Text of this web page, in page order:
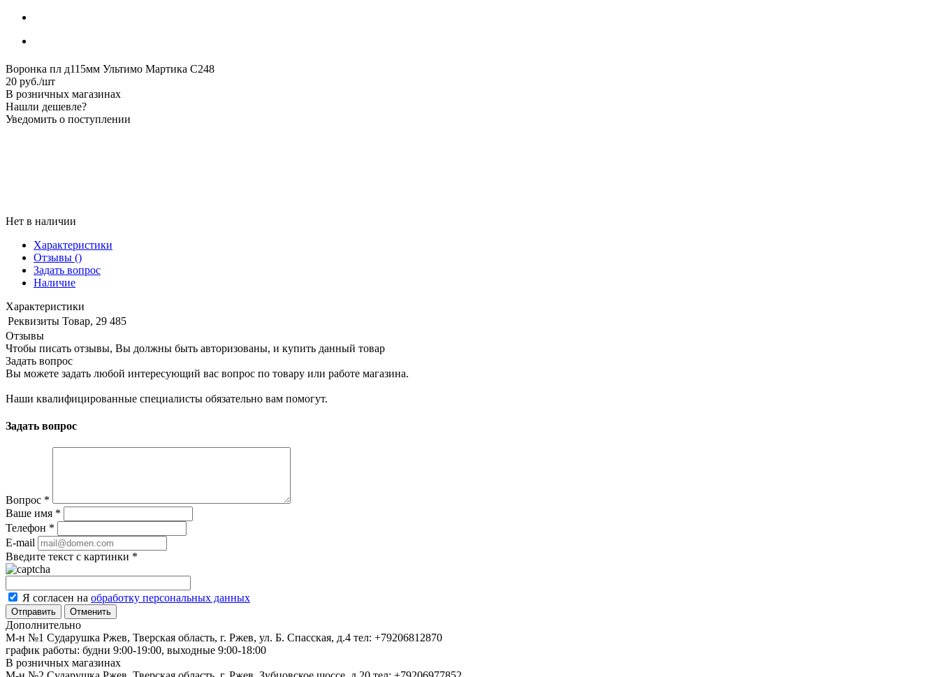
Воронка пл д115мм Ультимо Мартика С248
20 руб./шт
В розничных магазинах
Нашли дешевле?
Уведомить о поступлении
Нет в наличии
Характеристики
Отзывы ()
Задать вопрос
Наличие
Характеристики
Реквизиты Товар, 29 485
Отзывы
Чтобы писать отзывы, Вы должны быть авторизованы, и купить данный товар
Задать вопрос
Вы можете задать любой интересующий вас вопрос по товару или работе магазина.
Наши квалифицированные специалисты обязательно вам помогут.
Задать вопрос
Вопрос *
Ваше имя *
Телефон *
E-mail
Введите текст с картинки *
Я согласен на обработку персональных данных
Отменить
Дополнительно
М-н №1 Сударушка Ржев, Тверская область, г. Ржев, ул. Б. Спасская, д.4 тел: +79206812870
график работы: будни 9:00-19:00, выходные 9:00-18:00
В розничных магазинах